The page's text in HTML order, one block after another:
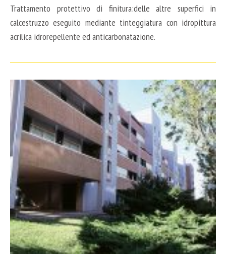
Trattamento protettivo di finitura:delle altre superfici in
calcestruzzo eseguito mediante tinteggiatura con idropittura
acrilica idrorepellente ed anticarbonatazione.